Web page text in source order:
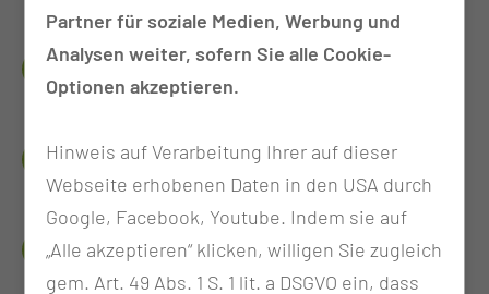
DAS BRAUCHST DU
WIEVIEL, WANN UND WO
FÜR DIE, DIE MEHR MÖCHTEN
Partner für soziale Medien, Werbung und
Analysen weiter, sofern Sie alle Cookie-
Optionen akzeptieren.
Hinweis auf Verarbeitung Ihrer auf dieser
Webseite erhobenen Daten in den USA durch
Google, Facebook, Youtube. Indem sie auf
„Alle akzeptieren“ klicken, willigen Sie zugleich
gem. Art. 49 Abs. 1 S. 1 lit. a DSGVO ein, dass